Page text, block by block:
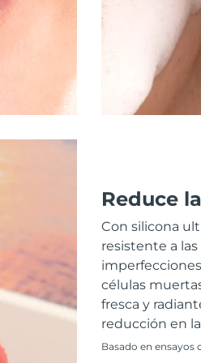
Reduce
Con silicona
resistente a
células
fresca y
reducción en
Basado en ensayos